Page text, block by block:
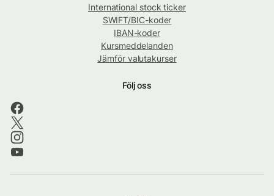
International stock ticker
SWIFT/BIC-koder
IBAN-koder
Kursmeddelanden
Jämför valutakurser
Följ oss